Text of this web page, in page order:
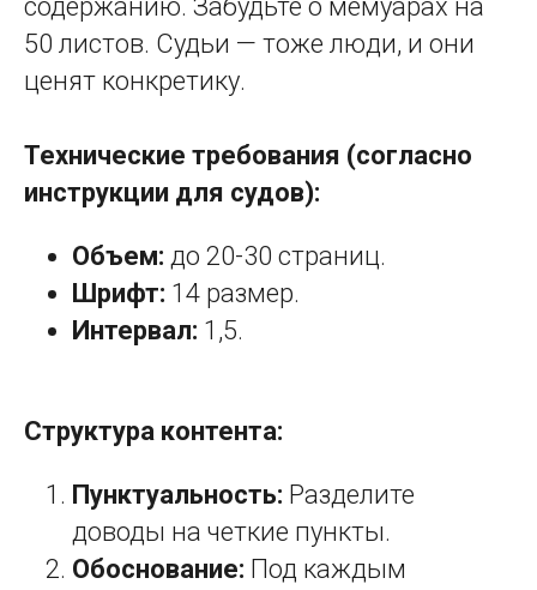
содержанию. Забудьте о мемуарах на
50 листов. Судьи — тоже люди, и они
ценят конкретику.
Технические требования (согласно
инструкции для судов):
Объем: до 20-30 страниц.
Шрифт: 14 размер.
Интервал: 1,5.
Структура контента:
Пунктуальность: Разделите
доводы на четкие пункты.
Обоснование: Под каждым